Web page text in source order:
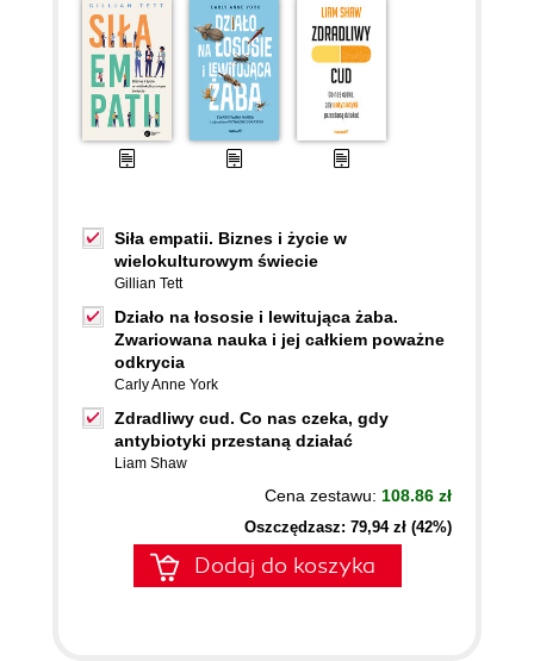
Siła empatii. Biznes i życie w
wielokulturowym świecie
Gillian Tett
Działo na łososie i lewitująca żaba.
Zwariowana nauka i jej całkiem poważne
odkrycia
Carly Anne York
Zdradliwy cud. Co nas czeka, gdy
antybiotyki przestaną działać
Liam Shaw
Cena zestawu: 108.86 zł
Oszczędzasz: 79,94 zł (42%)
Dodaj do koszyka